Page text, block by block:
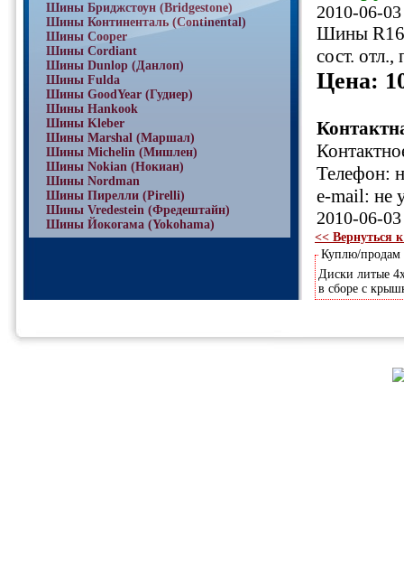
Шины Бриджстоун (Bridgestone)
Шины Континенталь (Continental)
Шины Cooper
Шины Cordiant
Шины Dunlop (Данлоп)
Шины Fulda
Шины GoodYear (Гудиер)
Шины Hankook
Шины Kleber
Шины Marshal (Маршал)
Шины Michelin (Мишлен)
Шины Nokian (Нокиан)
Шины Nordman
Шины Пирелли (Pirelli)
Шины Vredestein (Фредештайн)
Шины Йокогама (Yokohama)
2010-06-
Шины R16,
сост.
Цена:
Телефон:
e-mail: не
2010-06-
<< Вернуться
Куплю/
Диски литые
в сборе с